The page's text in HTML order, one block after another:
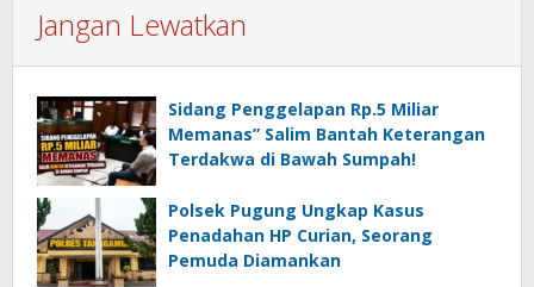
Jangan Lewatkan
Sidang Penggelapan Rp.5 Miliar
Memanas” Salim Bantah Keterangan
Terdakwa di Bawah Sumpah!
Polsek Pugung Ungkap Kasus
Penadahan HP Curian, Seorang
Pemuda Diamankan